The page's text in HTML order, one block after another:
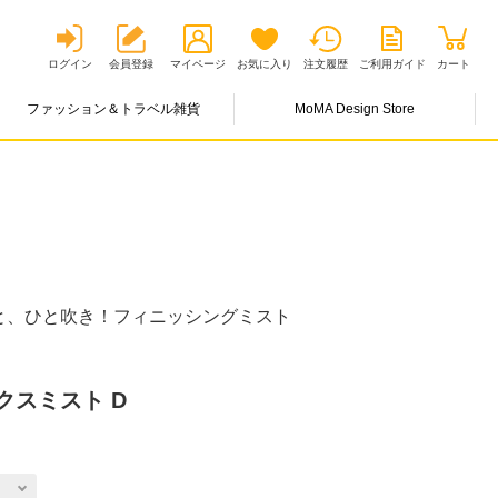
ログイン 会員登録 マイページ お気に入り 注文履歴 ご利用ガイド カート
ファッション＆トラベル雑貨 MoMA Design Store
ひと吹き！フィニッシングミスト
スミスト D